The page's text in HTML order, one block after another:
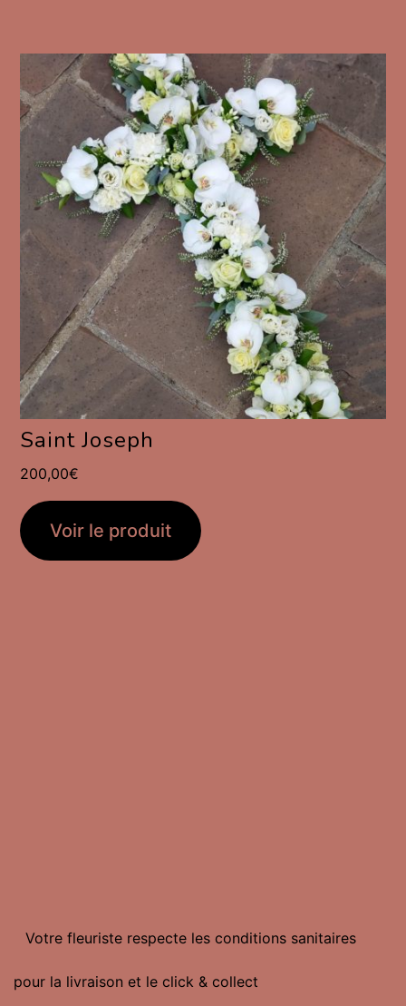
Saint Joseph
200,00€
Voir le produit
Votre fleuriste respecte les conditions sanitaires
pour la livraison et le click & collect